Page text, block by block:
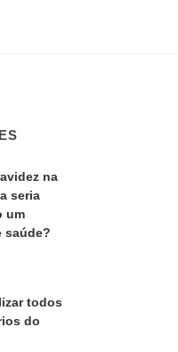
na
seria
um
saúde?
todos
do